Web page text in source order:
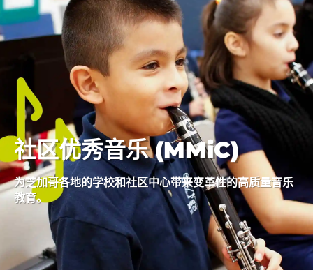
社区优秀音乐 (MMiC)
为芝加哥各地的学校和社区中心带来变革性的高质量音乐
教育。